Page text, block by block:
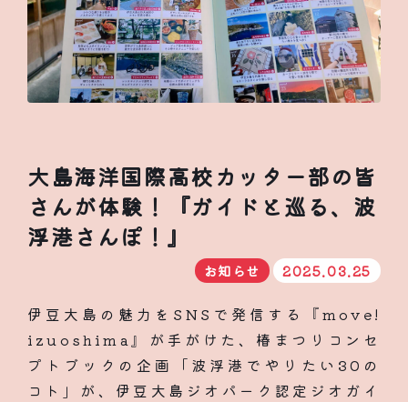
大島海洋国際高校カッター部の皆
さんが体験！『ガイドと巡る、波
浮港さんぽ！』
お知らせ 2025.03.25
伊豆大島の魅力をSNSで発信する『move!
izuoshima』が手がけた、椿まつりコンセ
プトブックの企画「波浮港でやりたい30の
コト」が、伊豆大島ジオパーク認定ジオガイ